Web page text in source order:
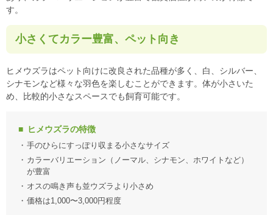
す。
小さくてカラー豊富、ペット向き
ヒメウズラはペット向けに改良された品種が多く、白、シルバー、
シナモンなど様々な羽色を楽しむことができます。体が小さいた
め、比較的小さなスペースでも飼育可能です。
ヒメウズラの特徴
手のひらにすっぽり収まる小さなサイズ
カラーバリエーション（ノーマル、シナモン、ホワイトなど）
が豊富
オスの鳴き声も並ウズラより小さめ
価格は1,000〜3,000円程度